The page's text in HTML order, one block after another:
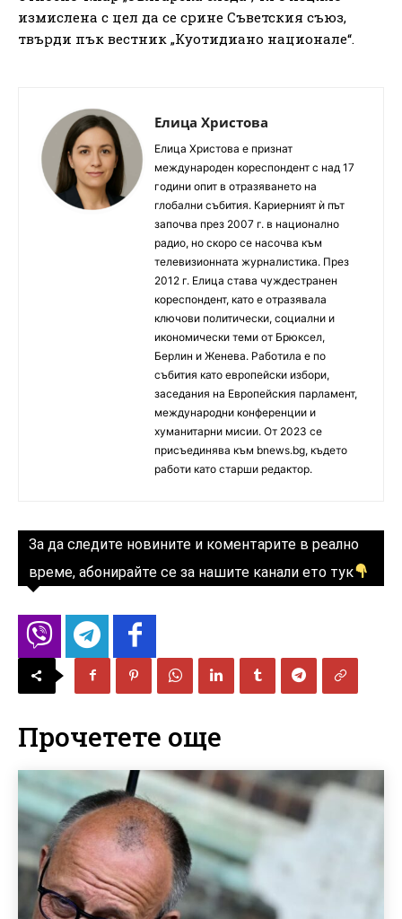
измислена с цел да се срине Съветския съюз,
твърди пък вестник „Куотидиано национале“.
Елица Христова
Елица Христова е признат
международен кореспондент с над 17
години опит в отразяването на
глобални събития. Кариерният ѝ път
започва през 2007 г. в национално
радио, но скоро се насочва към
телевизионната журналистика. През
2012 г. Елица става чуждестранен
кореспондент, като е отразявала
ключови политически, социални и
икономически теми от Брюксел,
Берлин и Женева. Работила е по
събития като европейски избори,
заседания на Европейския парламент,
международни конференции и
хуманитарни мисии. От 2023 се
присъединява към bnews.bg, където
работи като старши редактор.
За да следите новините и коментарите в реално
време, абонирайте се за нашите канали ето тук
Прочетете още